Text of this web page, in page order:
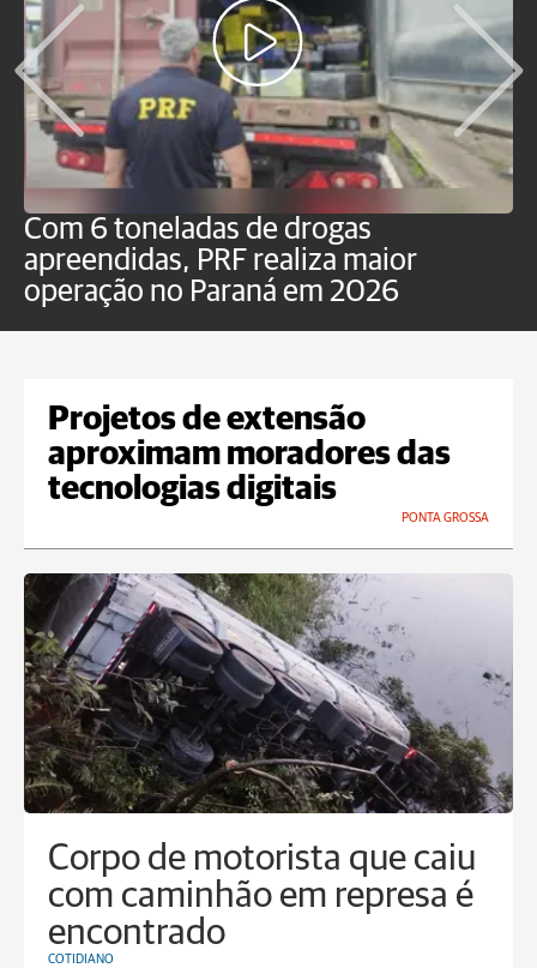
Com 6 toneladas de drogas
apreendidas, PRF realiza maior
operação no Paraná em 2026
Projetos de extensão
aproximam moradores das
tecnologias digitais
PONTA GROSSA
Corpo de motorista que caiu
com caminhão em represa é
encontrado
COTIDIANO